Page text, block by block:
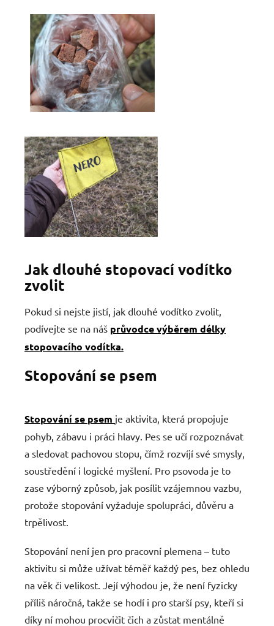
Jak dlouhé stopovací vodítko
zvolit
Pokud si nejste jistí, jak dlouhé vodítko zvolit,
podívejte se na náš průvodce výběrem délky
stopovacího vodítka.
Stopování se psem
Stopování se psem je aktivita, která propojuje
pohyb, zábavu i práci hlavy. Pes se učí rozpoznávat
a sledovat pachovou stopu, čímž rozvíjí své smysly,
soustředění i logické myšlení. Pro psovoda je to
zase výborný způsob, jak posílit vzájemnou vazbu,
protože stopování vyžaduje spolupráci, důvěru a
trpělivost.
Stopování není jen pro pracovní plemena – tuto
aktivitu si může užívat téměř každý pes, bez ohledu
na věk či velikost. Její výhodou je, že není fyzicky
příliš náročná, takže se hodí i pro starší psy, kteří si
díky ní mohou procvičit čich a zůstat mentálně